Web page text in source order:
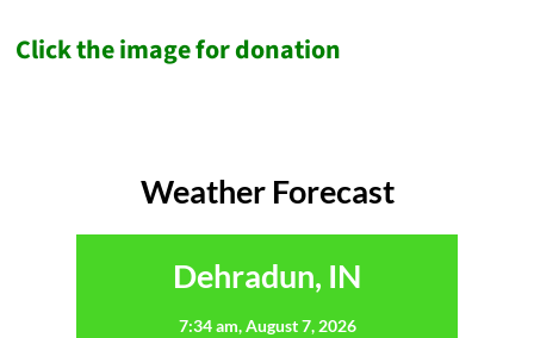
Click the image for donation
Weather Forecast
Dehradun, IN
7:34 am,August 7, 2026